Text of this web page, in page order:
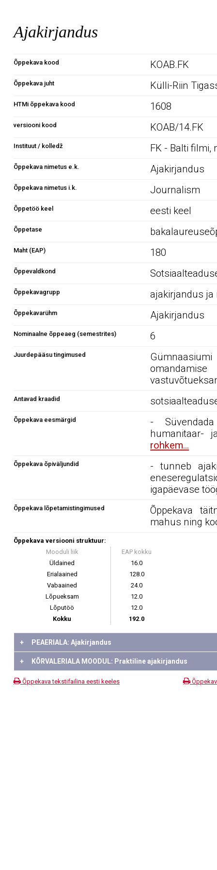
Ajakirjandus
Õppekava kood KOAB.FK
Õppekava juht Külli-Riin
HTMi õppekava kood 1608
versiooni kood KOAB/14.FK
Instituut / kolledž FK - Balti filmi,
Õppekava nimetus e.k. Ajakirjandus
Õppekava nimetus i.k. Journalism
Õppetöö keel eesti keel
Õppetase
Maht (EAP) 180
Õppevaldkond
Õppekavagrupp ajakirjandus ja
Õppekavarühm Ajakirjandus
Nominaalne õppeaeg (semestrites) 6
Juurdepääsu tingimused
Antavad kraadid
Õppekava eesmärgid
-
humanitaar-
rohkem...
Õppekava õpiväljundid
- tunneb
igapäevase
Õppekava lõpetamistingimused
Õppekava
mahus ning
Õppekava versiooni struktuur:
Mooduli liik
EAP kokku
Üldained
16.0
Erialaained
128.0
Vabaained
24.0
Lõpueksam
12.0
Lõputöö
12.0
Kokku
192.0
+ PEAERIALA: Ajakirjandus
+ KÕRVALERIALA MOODUL: Praktiline ajakirjandus
Õppekava tekstifailina eesti keeles